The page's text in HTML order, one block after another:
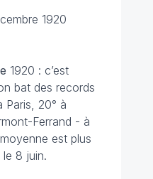
1920
1920 : c’est
bat des records
Paris, 20° à
Ferrand - à
est plus
le 8 juin.